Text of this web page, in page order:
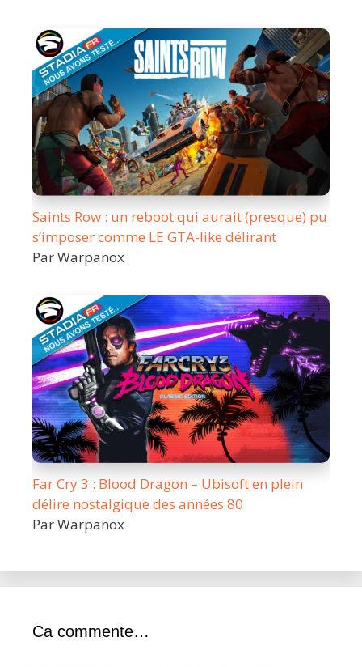
Saints Row : un reboot qui aurait (presque) pu
s’imposer comme LE GTA-like délirant
Par Warpanox
Far Cry 3 : Blood Dragon – Ubisoft en plein
délire nostalgique des années 80
Par Warpanox
Ca commente…